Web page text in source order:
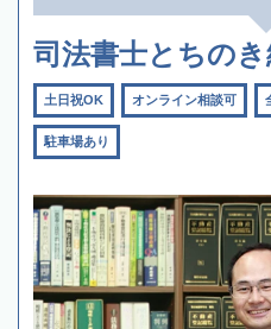
司法書士とちの
土日祝OK オンライン相談可
駐車場あり